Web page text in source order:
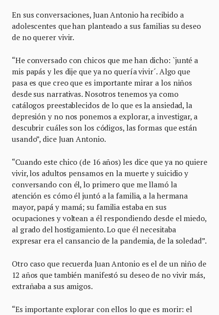
En sus conversaciones, Juan Antonio ha recibido a
adolescentes que han planteado a sus familias su deseo
de no querer vivir.
“He conversado con chicos que me han dicho: `junté a
mis papás y les dije que ya no quería vivir´. Algo que
pasa es que creo que es importante mirar a los niños
desde sus narrativas. Nosotros tenemos ya como
catálogos preestablecidos de lo que es la ansiedad, la
depresión y no nos ponemos a explorar, a investigar, a
descubrir cuáles son los códigos, las formas que están
usando”, dice Juan Antonio.
“Cuando este chico (de 16 años) les dice que ya no quiere
vivir, los adultos pensamos en la muerte y suicidio y
conversando con él, lo primero que me llamó la
atención es cómo él juntó a la familia, a la hermana
mayor, papá y mamá; su familia estaba en sus
ocupaciones y voltean a él respondiendo desde el miedo,
al grado del hostigamiento. Lo que él necesitaba
expresar era el cansancio de la pandemia, de la soledad”.
Otro caso que recuerda Juan Antonio es el de un niño de
12 años que también manifestó su deseo de no vivir más,
extrañaba a sus amigos.
“Es importante explorar con ellos lo que es morir: el